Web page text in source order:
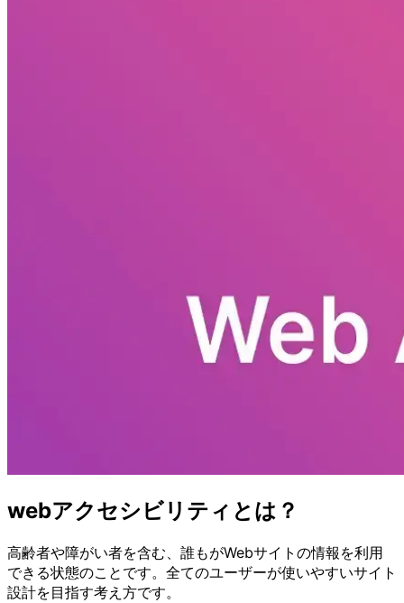
webアクセシビリティとは？
高齢者や障がい者を含む、誰もがWebサイトの情報を利用
できる状態のことです。全てのユーザーが使いやすいサイト
設計を目指す考え方です。